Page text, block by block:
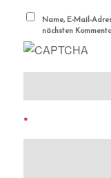
Name, E-Mail-
nächsten
*